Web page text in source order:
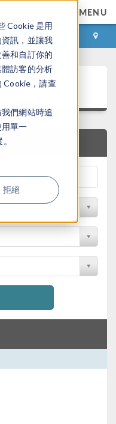
Cookie 是用
訊，並讓我
和自訂你的
訪客的分析
Cookie，請查
們網站時追
單一
拒絕
MENU
咨询与购买